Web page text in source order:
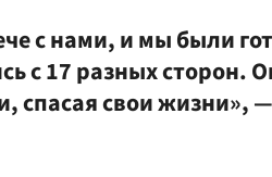
с нами, и мы были
с 17 разных сторон.
свои жизни», —